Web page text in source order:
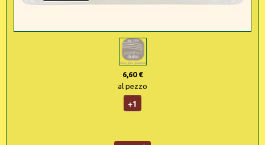
6,60 €
al pezzo
+1